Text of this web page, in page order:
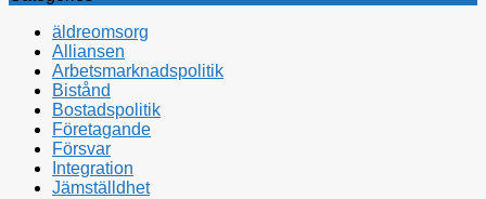
äldreomsorg
Alliansen
Arbetsmarknadspolitik
Bistånd
Bostadspolitik
Företagande
Försvar
Integration
Jämställdhet